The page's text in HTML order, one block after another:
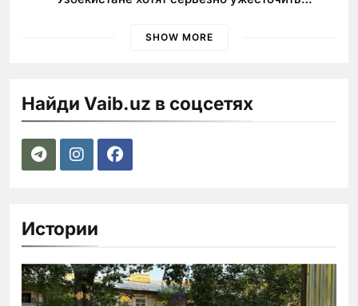
SHOW MORE
Найди Vaib.uz в соцсетях
Истории